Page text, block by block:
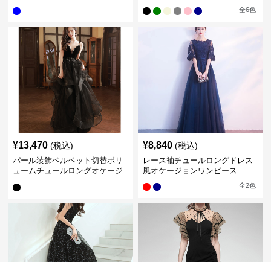
全6色
¥13,470 (税込)
パール装飾ベルベット切替ボリ
ュームチュールロングオケージ
¥8,840 (税込)
レース袖チュールロングドレス
風オケージョンワンピース
全2色